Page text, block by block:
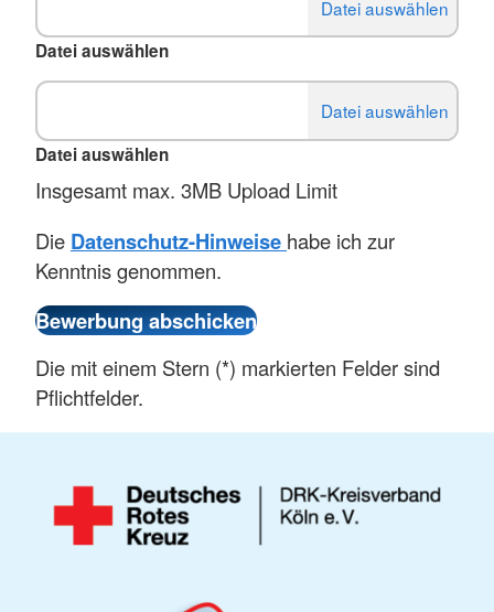
Datei auswählen
Datei auswählen
Insgesamt max. 3MB Upload Limit
Die Datenschutz-Hinweise habe ich zur
Kenntnis genommen.
Die mit einem Stern (*) markierten Felder sind
Pflichtfelder.